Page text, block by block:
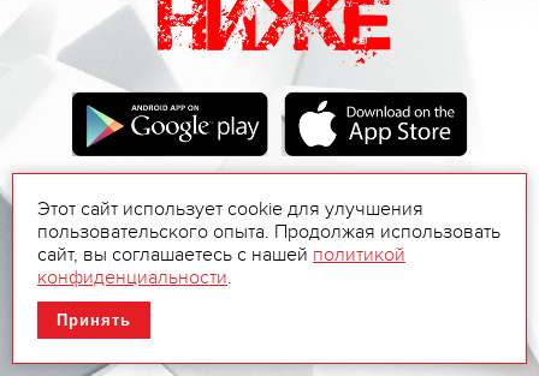
Этот сайт использует cookie для улучшения
пользовательского опыта. Продолжая использовать
сайт, вы соглашаетесь с нашей политикой
конфиденциальности.
Принять